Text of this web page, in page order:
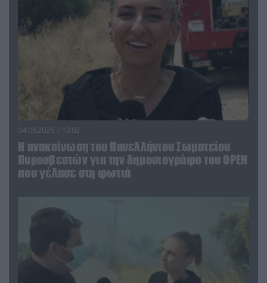
04.08.2026 | 13:02
Η ανακοίνωση του Πανελλήνιου Σωματείου
Πυροσβεστών για την δημοσιογράφο του OPEN
που γέλασε στη φωτιά